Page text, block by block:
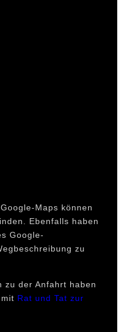
Maps können
Ebenfalls haben
Google-
zu
zu der Anfahrt haben
Rat und Tat zur